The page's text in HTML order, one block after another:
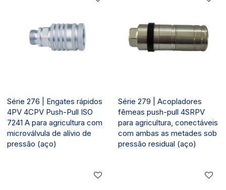
Série 276 | Engates rápidos
4PV 4CPV Push-Pull ISO
7241 A para agricultura com
microválvula de alívio de
pressão (aço)
Série 279 | Acopladores
fêmeas push-pull 4SRPV
para agricultura, conectáveis
com ambas as metades sob
pressão residual (aço)